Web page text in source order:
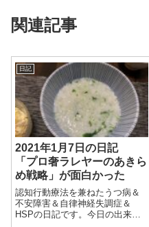
関連記事
日記
2021年1月7日の日記
「プロ奢ラレヤーのあきら
め戦略」が面白かった
認知行動療法を兼ねたうつ病＆
不安障害＆自律神経失調症＆
HSPの日記です。今日の出来事